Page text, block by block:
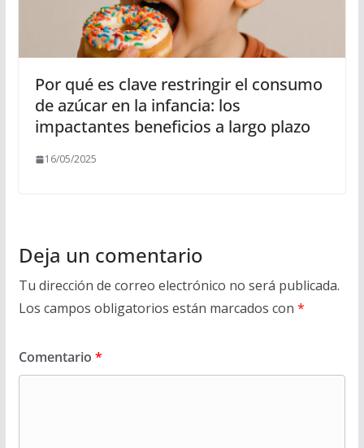
Por qué es clave restringir el consumo
de azúcar en la infancia: los
impactantes beneficios a largo plazo
16/05/2025
Deja un comentario
Tu dirección de correo electrónico no será publicada.
Los campos obligatorios están marcados con *
Comentario *